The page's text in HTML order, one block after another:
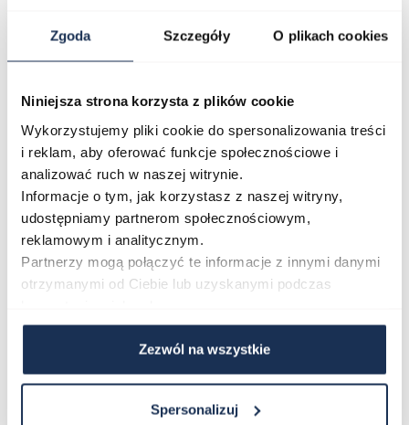
Zgoda Szczegóły O plikach cookies
Niniejsza strona korzysta z plików cookie
Wykorzystujemy pliki cookie do spersonalizowania treści
i reklam, aby oferować funkcje społecznościowe i
analizować ruch w naszej witrynie.
Informacje o tym, jak korzystasz z naszej witryny,
udostępniamy partnerom społecznościowym,
reklamowym i analitycznym.
Partnerzy mogą połączyć te informacje z innymi danymi
otrzymanymi od Ciebie lub uzyskanymi podczas
Zezwól na wszystkie
Spersonalizuj
Parametry
Opinie
Zapytaj o produkt
Płatność i dostawa
Najczęściej kupowane